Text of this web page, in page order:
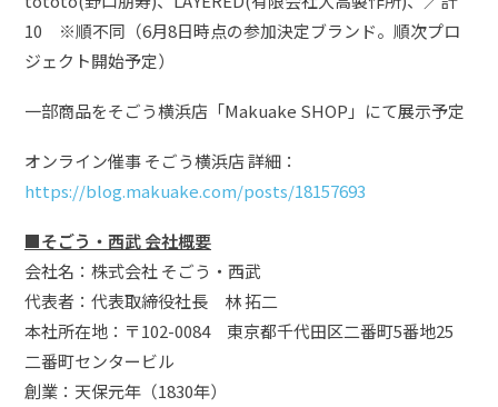
10 ※順不同（6月8日時点の参加決定ブランド。順次プロ
ジェクト開始予定）
一部商品をそごう横浜店「Makuake SHOP」にて展示予定
オンライン催事 そごう横浜店 詳細：
https://blog.makuake.com/posts/18157693
■そごう・西武 会社概要
会社名：株式会社 そごう・西武
代表者：代表取締役社長 林 拓二
本社所在地：〒102-0084 東京都千代田区二番町5番地25
二番町センタービル
創業：天保元年（1830年）